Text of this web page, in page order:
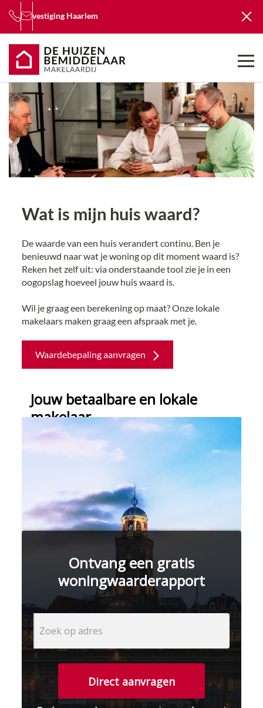
vestiging Haarlem
Wat is mijn huis waard?
De waarde van een huis verandert continu. Ben je
benieuwd naar wat je woning op dit moment waard is?
Reken het zelf uit: via onderstaande tool zie je in een
oogopslag hoeveel jouw huis waard is.
Wil je graag een berekening op maat? Onze lokale
makelaars maken graag een afspraak met je.
Waardebepaling aanvragen